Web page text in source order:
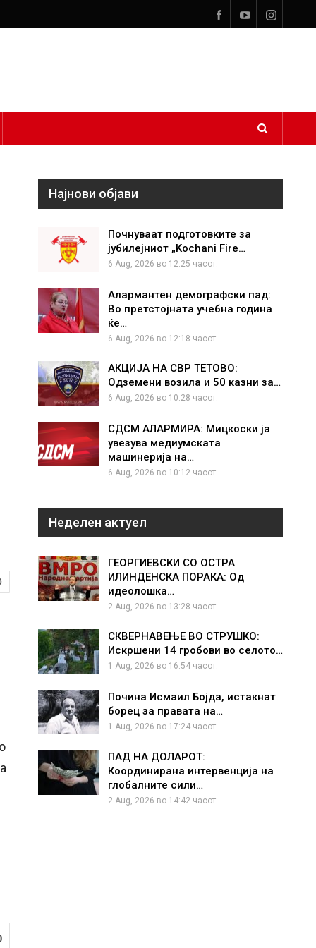
Најнови објави
Почнуваат подготовките за
јубилејниот „Kochani Fire…
6 Aug, 2026 во 12:25 часот.
Алармантен демографски пад:
Во претстојната учебна година
ќе…
6 Aug, 2026 во 12:18 часот.
АКЦИЈА НА СВР ТЕТОВО:
Одземени возила и 50 казни за…
6 Aug, 2026 во 10:28 часот.
СДСМ АЛАРМИРА: Мицкоски ја
увезува медиумската
машинерија на…
6 Aug, 2026 во 10:12 часот.
Неделен актуел
ГЕОРГИЕВСКИ СО ОСТРА
ИЛИНДЕНСКА ПОРАКА: Од
идеолошка…
2 Aug, 2026 во 13:28 часот.
СКВЕРНАВЕЊЕ ВО СТРУШКО:
Искршени 14 гробови во селото…
1 Aug, 2026 во 16:54 часот.
Почина Исмаил Бојда, истакнат
борец за правата на…
1 Aug, 2026 во 17:24 часот.
ПАД НА ДОЛАРОТ:
Координирана интервенција на
глобалните сили…
2 Aug, 2026 во 14:42 часот.